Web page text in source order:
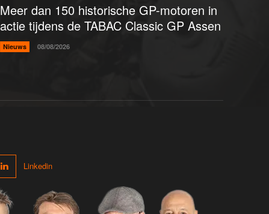
Meer dan 150 historische GP-motoren in
actie tijdens de TABAC Classic GP Assen
Nieuws 08/08/2026
Linkedin